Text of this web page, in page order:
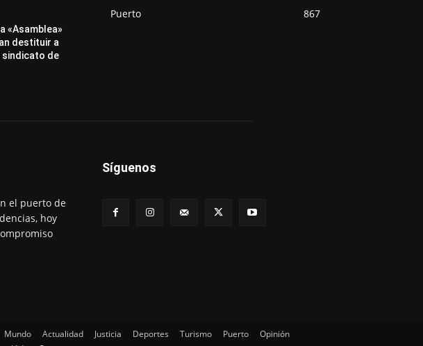
«Asamblea»
destituir a
sindicato de
Puerto
867
el puerto de
hoy
Síguenos
Mundo Actualidad Justicia Deportes Turismo Puerto
Opinión